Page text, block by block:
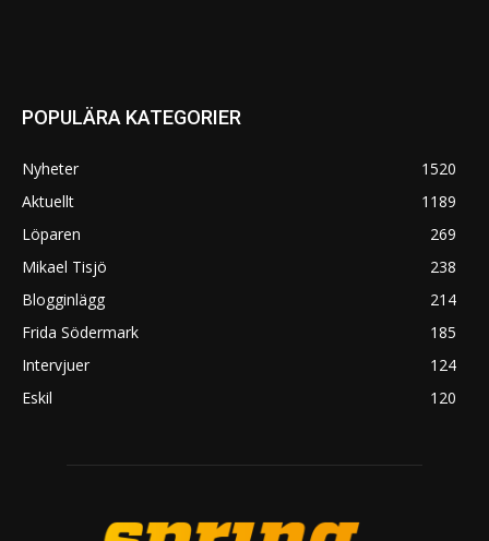
POPULÄRA KATEGORIER
Nyheter
1520
Aktuellt
1189
Löparen
269
Mikael Tisjö
238
Blogginlägg
214
Frida Södermark
185
Intervjuer
124
Eskil
120